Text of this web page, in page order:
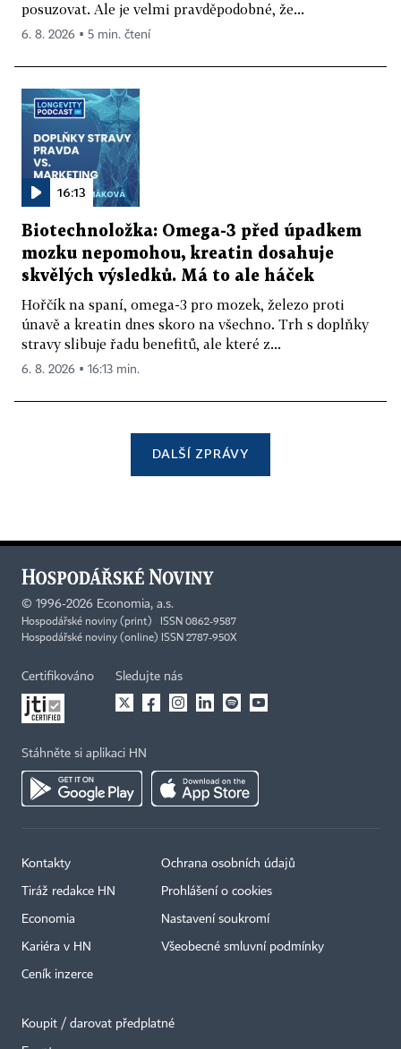
posuzovat. Ale je velmi pravděpodobné, že...
6. 8. 2026 ▪ 5 min. čtení
16:13
Biotechnoložka: Omega-3 před úpadkem
mozku nepomohou, kreatin dosahuje
skvělých výsledků. Má to ale háček
Hořčík na spaní, omega-3 pro mozek, železo proti
únavě a kreatin dnes skoro na všechno. Trh s doplňky
stravy slibuje řadu benefitů, ale které z...
6. 8. 2026 ▪ 16:13 min.
DALŠÍ ZPRÁVY
© 1996-2026 Economia, a.s.
Hospodářské noviny (print) ISSN 0862-9587
Hospodářské noviny (online) ISSN 2787-950X
Certifikováno Sledujte nás
Stáhněte si aplikaci HN
Kontakty
Tiráž redakce HN
Economia
Kariéra v HN
Ceník inzerce
Ochrana osobních údajů
Prohlášení o cookies
Nastavení soukromí
Všeobecné smluvní podmínky
Koupit / darovat předplatné